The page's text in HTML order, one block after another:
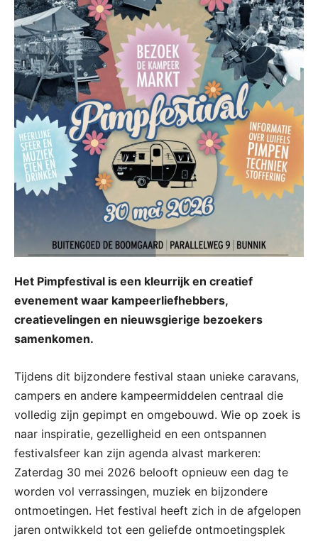
Het Pimpfestival is een kleurrijk en creatief
evenement waar kampeerliefhebbers,
creatievelingen en nieuwsgierige bezoekers
samenkomen.
Tijdens dit bijzondere festival staan unieke caravans,
campers en andere kampeermiddelen centraal die
volledig zijn gepimpt en omgebouwd. Wie op zoek is
naar inspiratie, gezelligheid en een ontspannen
festivalsfeer kan zijn agenda alvast markeren:
Zaterdag 30 mei 2026 belooft opnieuw een dag te
worden vol verrassingen, muziek en bijzondere
ontmoetingen. Het festival heeft zich in de afgelopen
jaren ontwikkeld tot een geliefde ontmoetingsplek